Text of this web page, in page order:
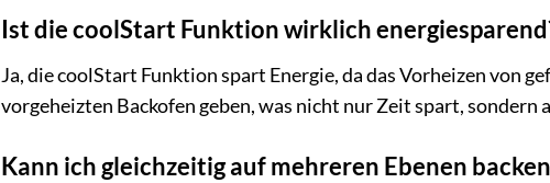
Ist die coolStart Funktion wirklich
Ja, die coolStart Funktion spart Energie, da das Vorheizen von
vorgeheizten Backofen geben, was nicht nur Zeit spart, sondern
Kann ich gleichzeitig auf mehreren Ebenen